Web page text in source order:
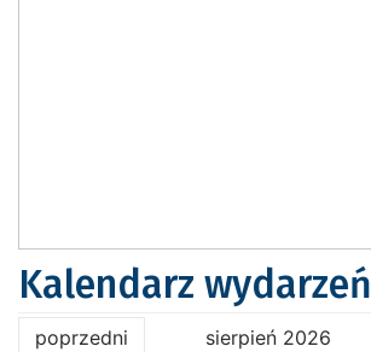
Kalendarz wydarzeń
poprzedni sierpień 2026